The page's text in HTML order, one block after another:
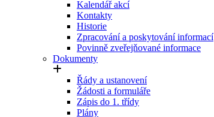
Kalendář akcí
Kontakty
Historie
Zpracování a poskytování informací
Povinně zveřejňované informace
Dokumenty
Řády a ustanovení
Žádosti a formuláře
Zápis do 1. třídy
Plány